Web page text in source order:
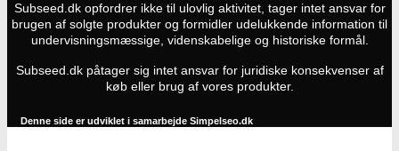
Subseed.dk opfordrer ikke til ulovlig aktivitet, tager intet ansvar for
brugen af solgte produkter og formidler udelukkende information til
undervisningsmæssige, videnskabelige og historiske formål.
Subseed.dk påtager sig intet ansvar for juridiske konsekvenser af
køb eller brug af vores produkter.
Denne side er udviklet i samarbejde Simpelseo.dk